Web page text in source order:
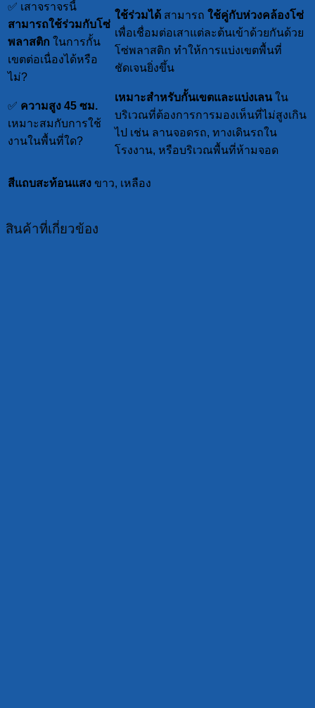
✅ เสาจราจรนี้
สามารถใช้ร่วมกับโซ่
พลาสติก ในการกั้น
เขตต่อเนื่องได้หรือ
ไม่?
ใช้ร่วมได้ สามารถ ใช้คู่กับห่วงคล้องโซ่
เพื่อเชื่อมต่อเสาแต่ละต้นเข้าด้วยกันด้วย
โซ่พลาสติก ทำให้การแบ่งเขตพื้นที่
ชัดเจนยิ่งขึ้น
✅ ความสูง 45 ซม.
เหมาะสมกับการใช้
งานในพื้นที่ใด?
เหมาะสำหรับกั้นเขตและแบ่งเลนใน
บริเวณที่ต้องการการมองเห็นที่ไม่สูงเกิน
ไป เช่น ลานจอดรถ, ทางเดินรถใน
โรงงาน, หรือบริเวณพื้นที่ห้ามจอด
สีแถบสะท้อนแสง ขาว, เหลือง
สินค้าที่เกี่ยวข้อง